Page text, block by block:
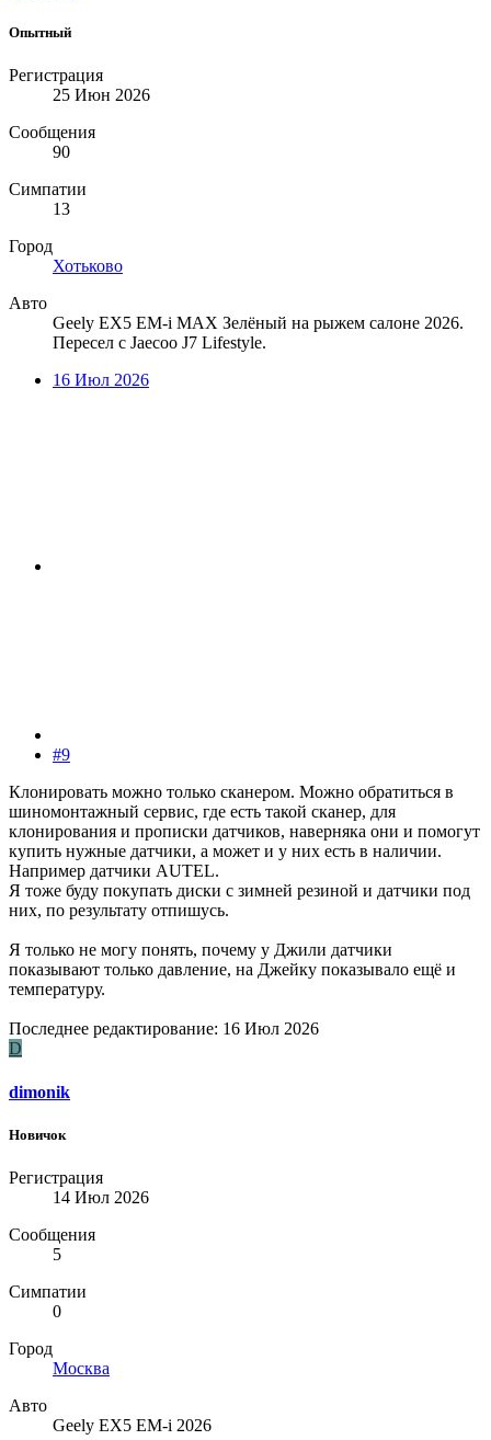
Опытный
Регистрация
25 Июн 2026
Сообщения
90
Симпатии
13
Город
Хотьково
Авто
Geely EX5 EM-i MAX Зелёный на рыжем салоне 2026.
Пересел с Jaecoo J7 Lifestyle.
16 Июл 2026
#9
Клонировать можно только сканером. Можно обратиться в
шиномонтажный сервис, где есть такой сканер, для
клонирования и прописки датчиков, наверняка они и помогут
купить нужные датчики, а может и у них есть в наличии.
Например датчики AUTEL.
Я тоже буду покупать диски с зимней резиной и датчики под
них, по результату отпишусь.
Я только не могу понять, почему у Джили датчики
показывают только давление, на Джейку показывало ещё и
температуру.
Последнее редактирование: 16 Июл 2026
D
dimonik
Новичок
Регистрация
14 Июл 2026
Сообщения
5
Симпатии
0
Город
Москва
Авто
Geely EX5 EM-i 2026